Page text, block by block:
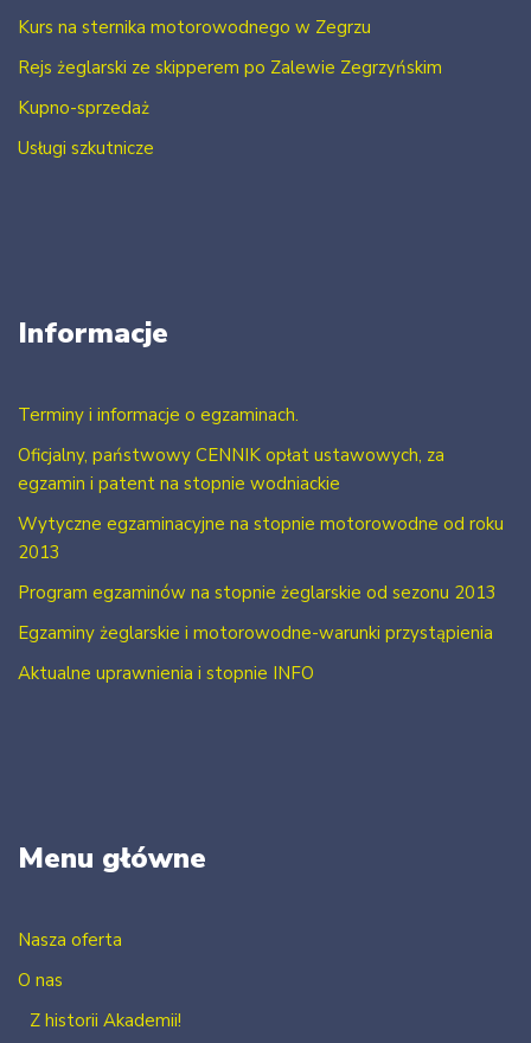
Kurs na sternika motorowodnego w Zegrzu
Rejs żeglarski ze skipperem po Zalewie Zegrzyńskim
Kupno-sprzedaż
Usługi szkutnicze
Informacje
Terminy i informacje o egzaminach.
Oficjalny, państwowy CENNIK opłat ustawowych, za
egzamin i patent na stopnie wodniackie
Wytyczne egzaminacyjne na stopnie motorowodne od roku
2013
Program egzaminów na stopnie żeglarskie od sezonu 2013
Egzaminy żeglarskie i motorowodne-warunki przystąpienia
Aktualne uprawnienia i stopnie INFO
Menu główne
Nasza oferta
O nas
Z historii Akademii!